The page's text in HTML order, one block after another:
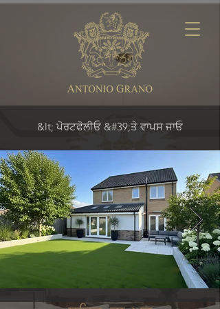
&lt; ਪੋਰਟਫੋਲੀਓ &#39;ਤੇ ਵਾਪਸ ਜਾਓ